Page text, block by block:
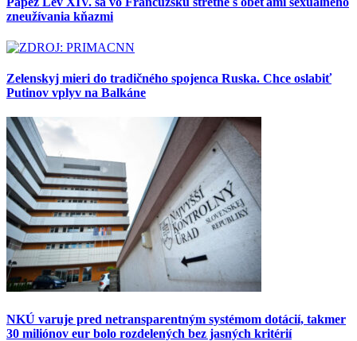
zneužívania kňazmi
Zelenskyj mieri do tradičného spojenca Ruska. Chce oslabiť
Putinov vplyv na Balkáne
NKÚ varuje pred netransparentným systémom dotácií, takmer
30 miliónov eur bolo rozdelených bez jasných kritérií